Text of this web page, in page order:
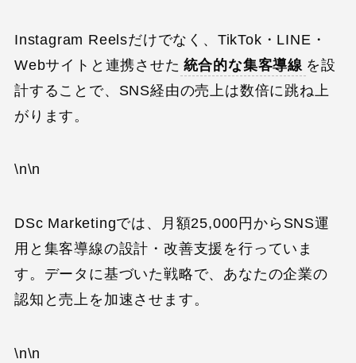
Instagram Reelsだけでなく、TikTok・LINE・
Webサイトと連携させた 統合的な集客導線 を設
計することで、SNS経由の売上は数倍に跳ね上
がります。
\n\n
DSc Marketingでは、月額25,000円からSNS運
用と集客導線の設計・改善支援を行っていま
す。データに基づいた戦略で、あなたの企業の
認知と売上を加速させます。
\n\n